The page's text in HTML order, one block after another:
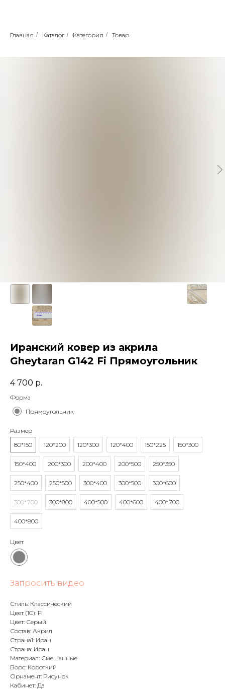
Главная / Каталог / Категория / Товар
Иранский ковер из акрила
Gheytaran G142 Fi Прямоугольник
4 700 р.
Форма
Прямоугольник
Размер
80*150
120*200 120*300 120*400 150*225 150*300
150*400 200*300 200*400 200*500 250*350
250*400 250*500 300*400 300*500 300*600
300*700 300*800 400*500 400*600 400*700
400*800
Цвет
Запросить видео
Стиль: Классический
Цвет (1C): Fi
Цвет: Серый
Состав: Акрил
Страна1: Иран
Страна: Иран
Материал: Смешанные
Ворс: Короткий
Орнамент: Рисунок
Кабинет: Да